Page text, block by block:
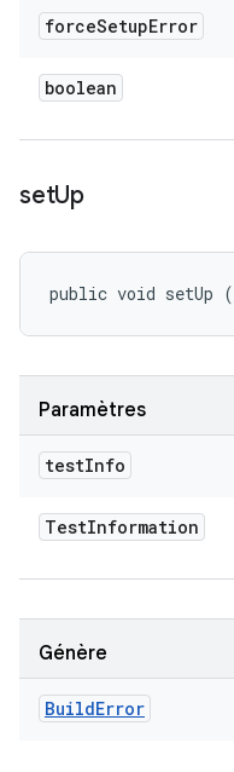
forceSetupError
boolean
setUp
public void setUp (
Paramètres
testInfo
TestInformation
Génère
BuildError